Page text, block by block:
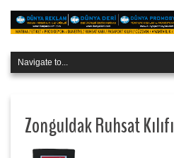
Zonguldak Ruhsat Kılıfı